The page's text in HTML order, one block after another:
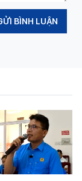
BÌNH LUẬN